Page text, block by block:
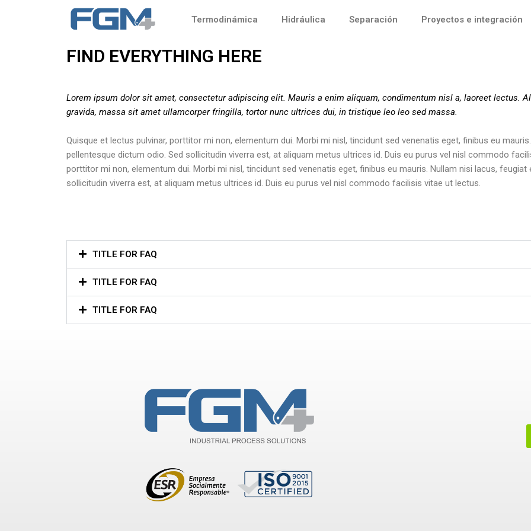
Termodinámica Hidráulica Separación Proyectos e integración
FIND EVERYTHING HERE
Lorem ipsum dolor sit amet, consectetur adipiscing elit. Mauris a enim aliquam, condimentum nisl a, laoreet lectus.
gravida, massa sit amet ullamcorper fringilla, tortor nunc ultrices dui, in tristique leo leo sed massa.
Quisque et lectus pulvinar, porttitor mi non, elementum dui. Morbi mi nisl, tincidunt sed venenatis eget, finibus eu
pellentesque dictum odio. Sed sollicitudin viverra est, at aliquam metus ultrices id. Duis eu purus vel nisl commodo
porttitor mi non, elementum dui. Morbi mi nisl, tincidunt sed venenatis eget, finibus eu mauris. Nullam nisi lacus,
sollicitudin viverra est, at aliquam metus ultrices id. Duis eu purus vel nisl commodo facilisis vitae ut lectus.
TITLE FOR FAQ
TITLE FOR FAQ
TITLE FOR FAQ